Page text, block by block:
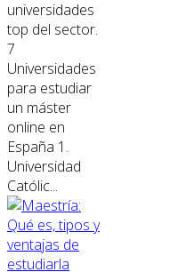
universidades
top del sector.
7
Universidades
para estudiar
un máster
online en
España 1.
Universidad
Católic...